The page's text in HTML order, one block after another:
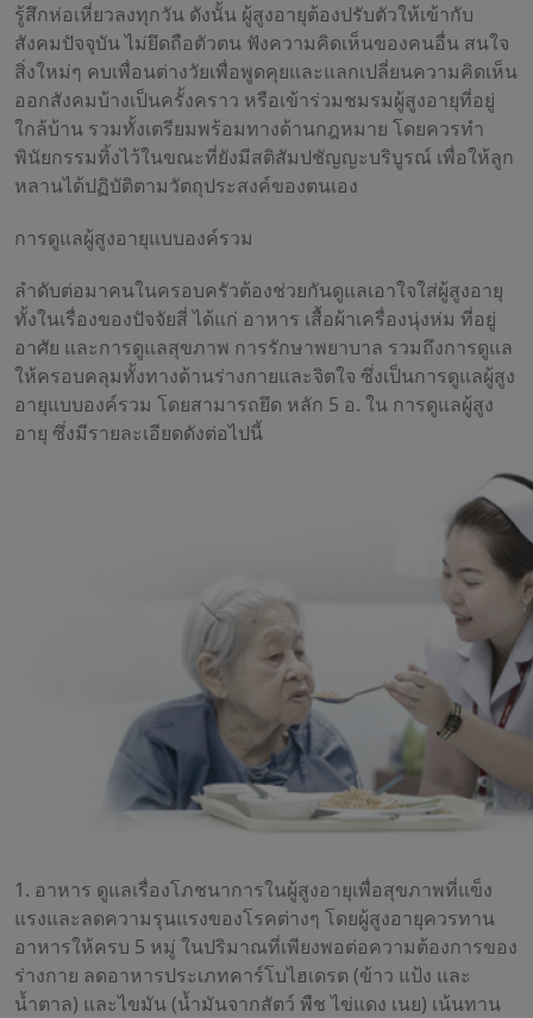
รู้สึกห่อเหี่ยวลงทุกวัน ดังนั้น ผู้สูงอายุต้องปรับตัวให้เข้ากับ
สังคมปัจจุบัน ไม่ยึดถือตัวตน ฟังความคิดเห็นของคนอื่น สนใจ
สิ่งใหม่ๆ คบเพื่อนต่างวัยเพื่อพูดคุยและแลกเปลี่ยนความคิดเห็น
ออกสังคมบ้างเป็นครั้งคราว หรือเข้าร่วมชมรมผู้สูงอายุที่อยู่
ใกล้บ้าน รวมทั้งเตรียมพร้อมทางด้านกฎหมาย โดยควรทำ
พินัยกรรมทิ้งไว้ในขณะที่ยังมีสติสัมปชัญญะบริบูรณ์ เพื่อให้ลูก
หลานได้ปฏิบัติตามวัตถุประสงค์ของตนเอง
การดูแลผู้สูงอายุแบบองค์รวม
ลำดับต่อมาคนในครอบครัวต้องช่วยกันดูแลเอาใจใส่ผู้สูงอายุ
ทั้งในเรื่องของปัจจัยสี่ ได้แก่ อาหาร เสื้อผ้าเครื่องนุ่งห่ม ที่อยู่
อาศัย และการดูแลสุขภาพ การรักษาพยาบาล รวมถึงการดูแล
ให้ครอบคลุมทั้งทางด้านร่างกายและจิตใจ ซึ่งเป็นการดูแลผู้สูง
อายุแบบองค์รวม โดยสามารถยึด หลัก 5 อ. ใน การดูแลผู้สูง
อายุ ซึ่งมีรายละเอียดดังต่อไปนี้
1. อาหาร ดูแลเรื่องโภชนาการในผู้สูงอายุเพื่อสุขภาพที่แข็ง
แรงและลดความรุนแรงของโรคต่างๆ โดยผู้สูงอายุควรทาน
อาหารให้ครบ 5 หมู่ ในปริมาณที่เพียงพอต่อความต้องการของ
ร่างกาย ลดอาหารประเภทคาร์โบไฮเดรต (ข้าว แป้ง และ
น้ำตาล) และไขมัน (น้ำมันจากสัตว์ พืช ไข่แดง เนย) เน้นทาน